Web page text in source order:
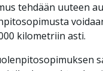
tehdään uuteen
kilometriin asti.